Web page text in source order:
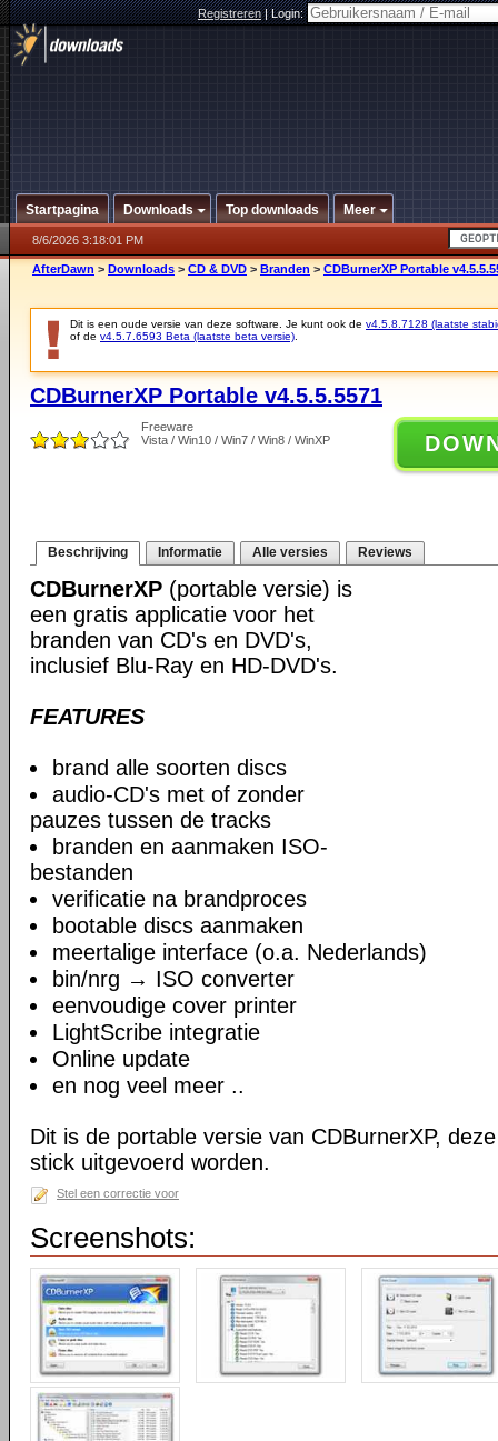
Registreren|Login:
Startpagina Downloads Top downloads Meer
8/6/2026 3:18:01 PM
AfterDawn > Downloads > CD & DVD > Branden > CDBurnerXP Portable
Dit is een oude versie van deze software. Je kunt ook de v4.5.8.7128 (laatste
of de v4.5.7.6593 Beta (laatste beta versie)
CDBurnerXP Portable v4.5.5.5571
Freeware
Vista / Win10 / Win7 / Win8 / WinXP
Beschrijving Informatie Alle versies Reviews
CDBurnerXP (portable versie) is
een gratis applicatie voor het
branden van CD's en DVD's,
inclusief Blu-Ray en HD-DVD's.
FEATURES
brand alle soorten discs
audio-CD's met of zonder
pauzes tussen de tracks
branden en aanmaken ISO-
bestanden
verificatie na brandproces
bootable discs aanmaken
meertalige interface (o.a. Nederlands)
bin/nrg → ISO converter
eenvoudige cover printer
LightScribe integratie
Online update
en nog veel meer ..
Dit is de portable versie van CDBurnerXP,
stick uitgevoerd worden.
Stel een correctie voor
Screenshots: